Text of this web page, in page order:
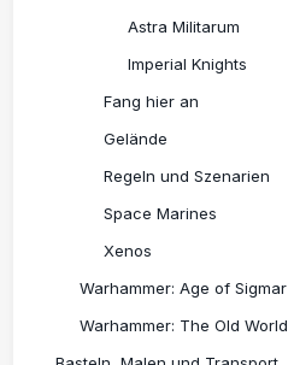
Astra Militarum
Imperial Knights
Fang hier an
Gelände
Regeln und Szenarien
Space Marines
Xenos
Warhammer: Age of Sigmar
Warhammer: The Old World